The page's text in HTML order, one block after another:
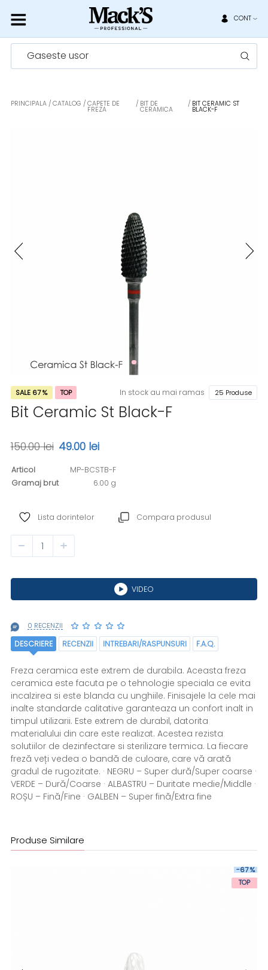
CONT
Gaseste usor
PRINCIPALA CATALOG CAPETE DE
FREZA
BIT DE
CERAMICA
BIT CERAMIC ST
BLACK-F
SALE 67 % TOP In stock au mai ramas 25 Produse
Bit Ceramic St Black-F
150.00 lei 49.00 lei
Articol
MP-BCSTB-F
Gramaj brut
6.00 g
Lista dorintelor Compara produsul
VIDEO
0 RECENZII
DESCRIERE RECENZII INTREBARI/RASPUNSURI F.A.Q.
Freza ceramica este extrem de durabila. Aceasta freza
ceramica este facuta pe o tehnologie speciala ce evita
incalzirea si este blanda cu unghiile. Finisajele la cele mai
inalte standarde calitative garanteaza un confort inalt in
timpul utilizarii. Este extrem de durabil, datorita
materialului din care este realizat. Acestea rezista
solutiilor de dezinfectare si sterilizare termica. La fiecare
freză veți vedea o bandă de culoare, care vă arată
gradul de rugozitate. · NEGRU – Super dură/Super coarse ·
VERDE – Dură/Coarse · ALBASTRU – Duritate medie/Middle ·
ROȘU – Fină/Fine · GALBEN – Super fină/Extra fine
Produse Similare
-67 %
TOP